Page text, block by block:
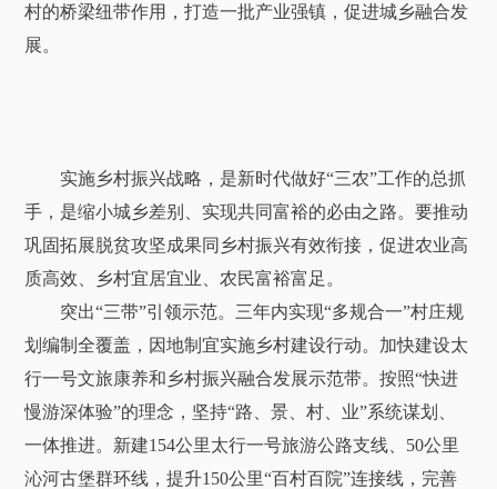
村的桥梁纽带作用，打造一批产业强镇，促进城乡融合发
展。
实施乡村振兴战略，是新时代做好“三农”工作的总抓
手，是缩小城乡差别、实现共同富裕的必由之路。要推动
巩固拓展脱贫攻坚成果同乡村振兴有效衔接，促进农业高
质高效、乡村宜居宜业、农民富裕富足。
突出“三带”引领示范。三年内实现“多规合一”村庄规
划编制全覆盖，因地制宜实施乡村建设行动。加快建设太
行一号文旅康养和乡村振兴融合发展示范带。按照“快进
慢游深体验”的理念，坚持“路、景、村、业”系统谋划、
一体推进。新建154公里太行一号旅游公路支线、50公里
沁河古堡群环线，提升150公里“百村百院”连接线，完善